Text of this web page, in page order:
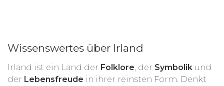
Wissenswertes über Irland
Irland ist ein Land der Folklore, der Symbolik und
der Lebensfreude in ihrer reinsten Form. Denkt